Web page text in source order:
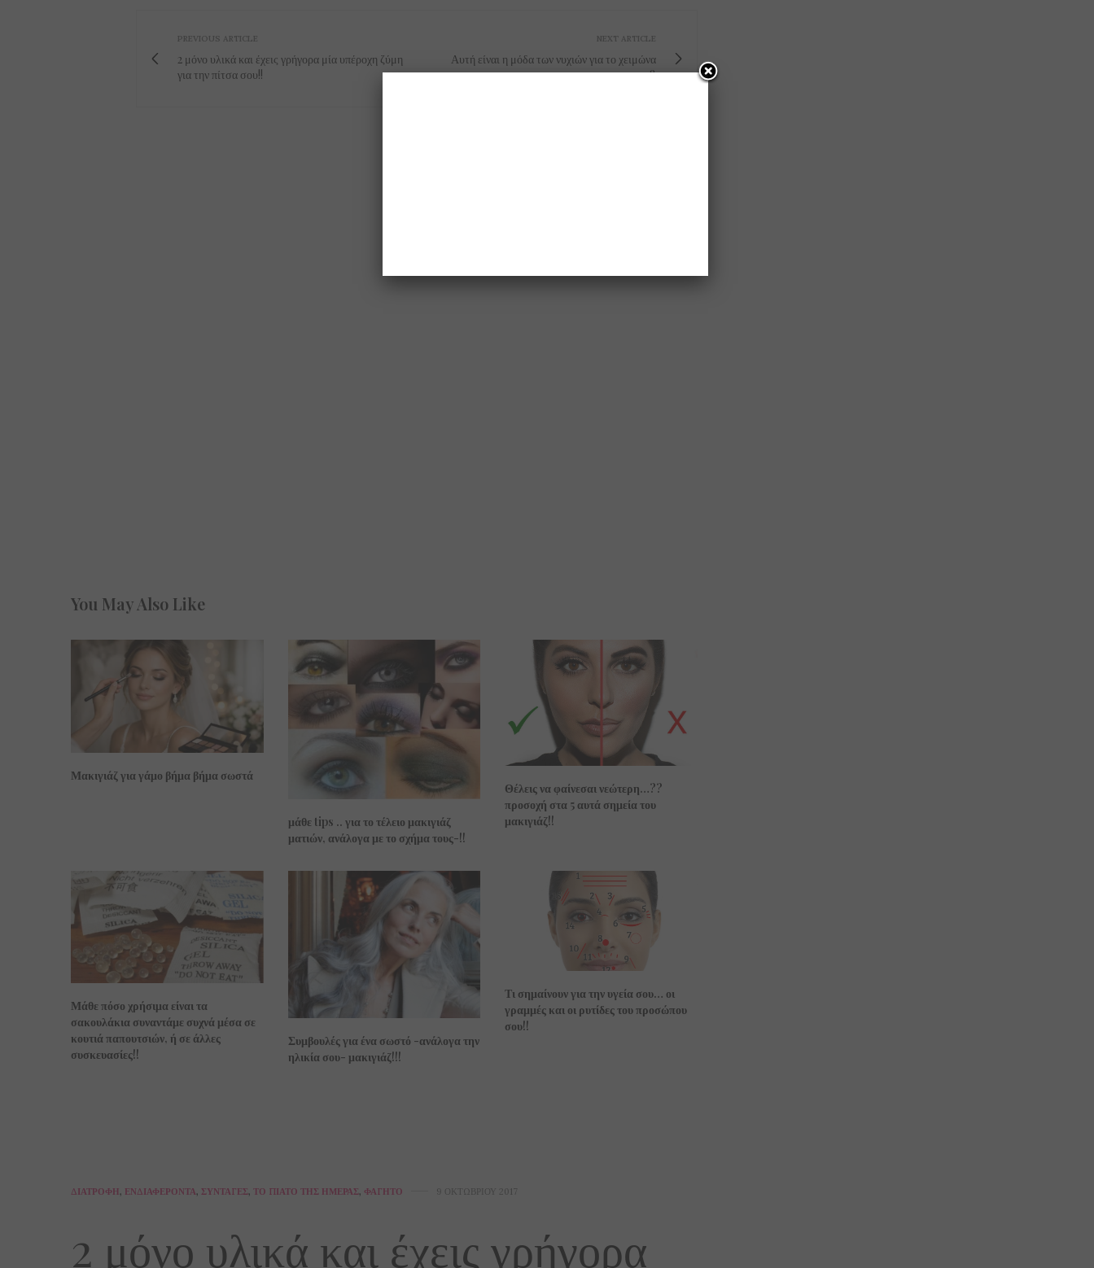
PREVIOUS ARTICLE
2 μόνο υλικά και έχεις γρήγορα μία υπέροχη ζύμη
για την πίτσα σου!!
NEXT ARTICLE
Αυτή είναι η μόδα των νυχιών για το χειμώνα
2017-2018
You May Also Like
Μακιγιάζ για γάμο βήμα βήμα σωστά
μάθε tips .. για το τέλειο μακιγιάζ
ματιών, ανάλογα με το σχήμα τους-!!
Θέλεις να φαίνεσαι νεώτερη…??
προσοχή στα 5 αυτά σημεία του
μακιγιάζ!!
Μάθε πόσο χρήσιμα είναι τα
σακουλάκια συναντάμε συχνά μέσα σε
κουτιά παπουτσιών, ή σε άλλες
συσκευασίες!!
Συμβουλές για ένα σωστό -ανάλογα την
ηλικία σου- μακιγιάζ!!!
Τι σημαίνουν για την υγεία σου… οι
γραμμές και οι ρυτίδες του προσώπου
σου!!
ΔΙΑΤΡΟΦΉ, ΕΝΔΙΑΦΈΡΟΝΤΑ, ΣΥΝΤΑΓΈΣ, ΤΟ ΠΙΆΤΟ ΤΗΣ ΗΜΈΡΑΣ, ΦΑΓΗΤΌ 9 ΟΚΤΩΒΡΊΟΥ 2017
2 μόνο υλικά και έχεις γρήγορα